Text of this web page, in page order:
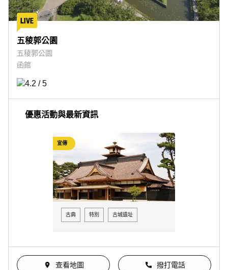
五稜郭公園
五稜郭公園
函館
優惠活動與最新資訊
宣傳
古典 特別 古城遺址
查看地圖 撥打電話